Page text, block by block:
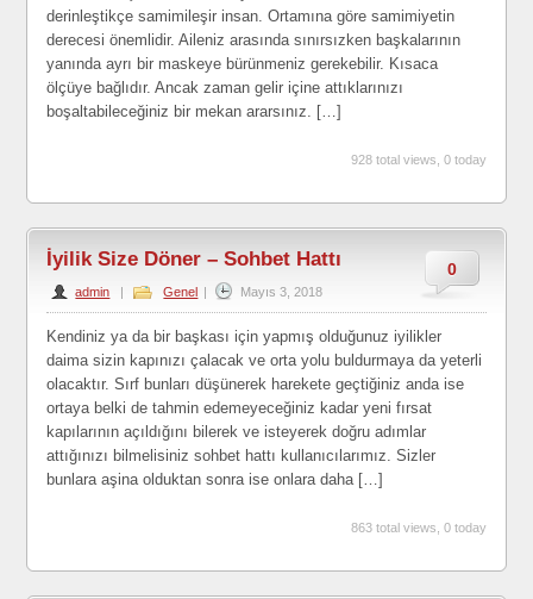
derinleştikçe samimileşir insan. Ortamına göre samimiyetin
derecesi önemlidir. Aileniz arasında sınırsızken başkalarının
yanında ayrı bir maskeye bürünmeniz gerekebilir. Kısaca
ölçüye bağlıdır. Ancak zaman gelir içine attıklarınızı
boşaltabileceğiniz bir mekan ararsınız. […]
928 total views, 0 today
0
İyilik Size Döner – Sohbet Hattı
admin | Genel | Mayıs 3, 2018
Kendiniz ya da bir başkası için yapmış olduğunuz iyilikler
daima sizin kapınızı çalacak ve orta yolu buldurmaya da yeterli
olacaktır. Sırf bunları düşünerek harekete geçtiğiniz anda ise
ortaya belki de tahmin edemeyeceğiniz kadar yeni fırsat
kapılarının açıldığını bilerek ve isteyerek doğru adımlar
attığınızı bilmelisiniz sohbet hattı kullanıcılarımız. Sizler
bunlara aşina olduktan sonra ise onlara daha […]
863 total views, 0 today